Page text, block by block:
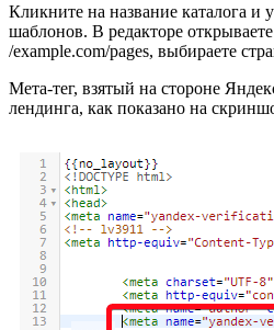
Кликните на название каталога и
шаблонов. В редакторе
/example.com/pages, выбираете
Мета-тег, взятый на стороне
лендинга, как показано на